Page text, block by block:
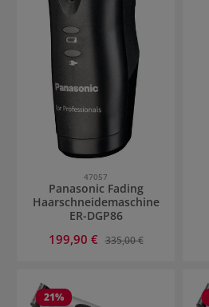
47057
Panasonic Fading
Haarschneidemaschine
ER-DGP86
Verkaufspreis:
199,90 € Regulärer Preis:
335,00 €
21%